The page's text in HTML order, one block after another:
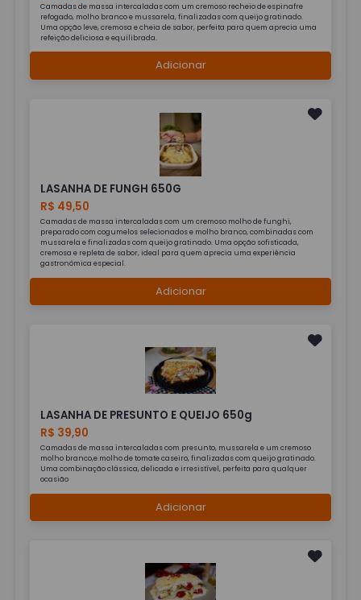
Camadas de massa intercaladas com um cremoso recheio de espinafre
refogado, molho branco e mussarela, finalizadas com queijo gratinado.
Uma opção leve, cremosa e cheia de sabor, perfeita para quem aprecia uma
refeição deliciosa e equilibrada.
Adicionar
LASANHA DE FUNGH 650G
R$ 49,50
Camadas de massa intercaladas com um cremoso molho de funghi,
preparado com cogumelos selecionados e molho branco, combinadas com
mussarela e finalizadas com queijo gratinado. Uma opção sofisticada,
cremosa e repleta de sabor, ideal para quem aprecia uma experiência
gastronômica especial.
Adicionar
LASANHA DE PRESUNTO E QUEIJO 650g
R$ 39,90
Camadas de massa intercaladas com presunto, mussarela e um cremoso
molho branco,e molho de tomate caseiro, finalizadas com queijo gratinado.
Uma combinação clássica, delicada e irresistível, perfeita para qualquer
ocasião
Adicionar